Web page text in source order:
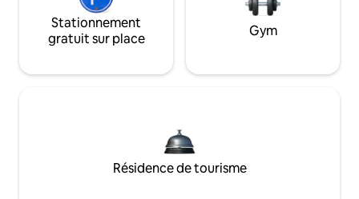
Stationnement
gratuit sur place
Gym
Résidence de tourisme